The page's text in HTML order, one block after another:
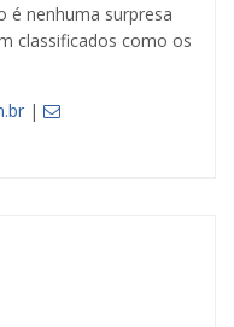
é nenhuma surpresa
classificados como os
|